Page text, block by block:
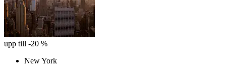
upp till -20 %
New York